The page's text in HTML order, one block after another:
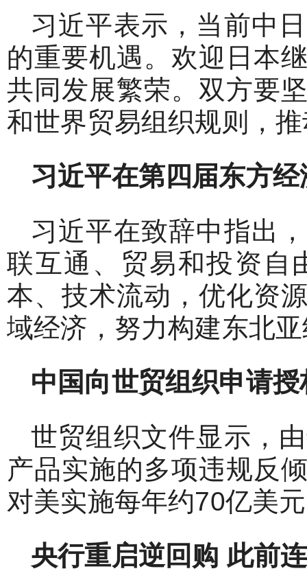
习近平表示，当前中
的重要机遇。欢迎日本
共同发展繁荣。双方要
和世界贸易组织规则，
习近平在第四届东方
习近平在致辞中指出
联互通、贸易和投资自
本、技术流动，优化资
域经济，努力构建东北
中国向世贸组织申请
世贸组织文件显示，
产品实施的多项违规反
对美实施每年约70亿美
央行重启逆回购 此前